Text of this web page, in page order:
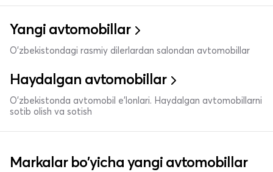
Yangi avtomobillar
O'zbekistondagi rasmiy dilerlardan salondan avtomobillar
Haydalgan avtomobillar
O'zbekistonda avtomobil e’lonlari. Haydalgan avtomobillarni
sotib olish va sotish
Markalar bo'yicha yangi avtomobillar